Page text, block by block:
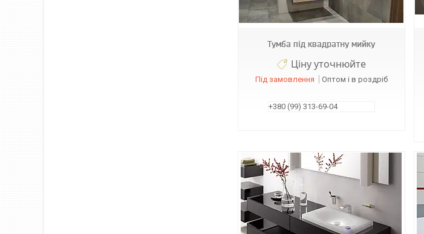
Тумба під квадратну мийку
Ціну уточнюйте
Під замовлення Оптом і в роздріб
+380 (99) 313-69-04
Т80